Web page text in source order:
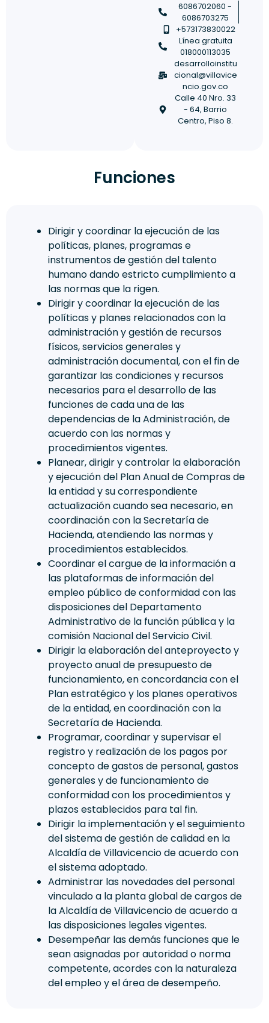
6086702060 -
6086703275
+573173830022
Línea gratuita
018000113035
desarrolloinstitu
cional@villavice
ncio.gov.co
Calle 40 Nro. 33
- 64, Barrio
Centro, Piso 8.
Funciones
Dirigir y coordinar la ejecución de las
políticas, planes, programas e
instrumentos de gestión del talento
humano dando estricto cumplimiento a
las normas que la rigen.
Dirigir y coordinar la ejecución de las
políticas y planes relacionados con la
administración y gestión de recursos
físicos, servicios generales y
administración documental, con el fin de
garantizar las condiciones y recursos
necesarios para el desarrollo de las
funciones de cada una de las
dependencias de la Administración, de
acuerdo con las normas y
procedimientos vigentes.
Planear, dirigir y controlar la elaboración
y ejecución del Plan Anual de Compras de
la entidad y su correspondiente
actualización cuando sea necesario, en
coordinación con la Secretaría de
Hacienda, atendiendo las normas y
procedimientos establecidos.
Coordinar el cargue de la información a
las plataformas de información del
empleo público de conformidad con las
disposiciones del Departamento
Administrativo de la función pública y la
comisión Nacional del Servicio Civil.
Dirigir la elaboración del anteproyecto y
proyecto anual de presupuesto de
funcionamiento, en concordancia con el
Plan estratégico y los planes operativos
de la entidad, en coordinación con la
Secretaría de Hacienda.
Programar, coordinar y supervisar el
registro y realización de los pagos por
concepto de gastos de personal, gastos
generales y de funcionamiento de
conformidad con los procedimientos y
plazos establecidos para tal fin.
Dirigir la implementación y el seguimiento
del sistema de gestión de calidad en la
Alcaldía de Villavicencio de acuerdo con
el sistema adoptado.
Administrar las novedades del personal
vinculado a la planta global de cargos de
la Alcaldía de Villavicencio de acuerdo a
las disposiciones legales vigentes.
Desempeñar las demás funciones que le
sean asignadas por autoridad o norma
competente, acordes con la naturaleza
del empleo y el área de desempeño.